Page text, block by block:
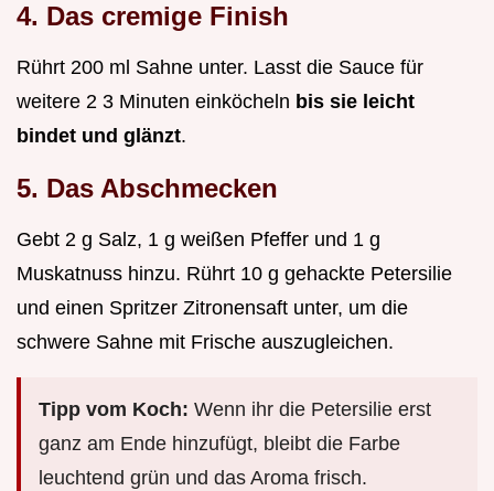
4. Das cremige Finish
Rührt 200 ml Sahne unter. Lasst die Sauce für
weitere 2 3 Minuten einköcheln bis sie leicht
bindet und glänzt.
5. Das Abschmecken
Gebt 2 g Salz, 1 g weißen Pfeffer und 1 g
Muskatnuss hinzu. Rührt 10 g gehackte Petersilie
und einen Spritzer Zitronensaft unter, um die
schwere Sahne mit Frische auszugleichen.
Tipp vom Koch: Wenn ihr die Petersilie erst
ganz am Ende hinzufügt, bleibt die Farbe
leuchtend grün und das Aroma frisch.